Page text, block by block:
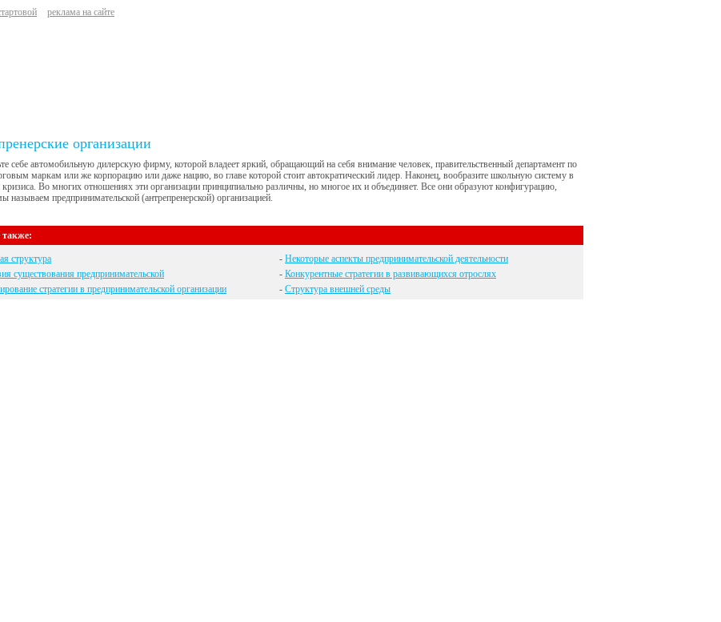
реклама на сайте
организации
себе автомобильную дилерскую фирму, которой владеет яркий, обращающий на себя внимание человек, правительственный департамент по
маркам или же корпорацию или даже нацию, во главе которой стоит автократический лидер. Наконец, вообразите школьную систему в
кризиса. Во многих отношениях эти организации принципиально различны, но многое их и объединяет. Все они образуют конфигурацию,
называем предпринимательской (антрепренерской) организацией.
также:
структура
существования предпринимательской
стратегии в предпринимательской организации
- Некоторые аспекты предпринимательской деятельности
- Конкурентные стратегии в развивающихся отрослях
- Структура внешней среды